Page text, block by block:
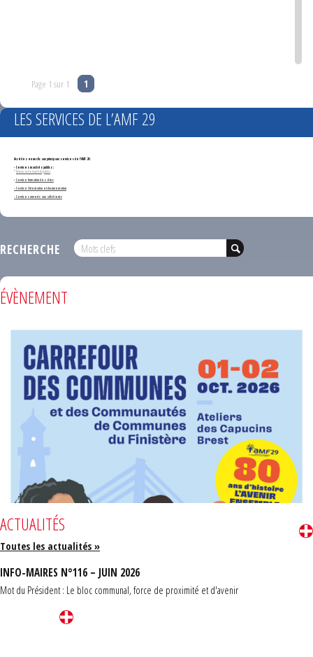
Page 1 sur 1 1
LES SERVICES DE L’AMF 29
Accédez en un clic aux principaux services de l'AMF 29 :
- Services marchés publics :
*Annonces de marchés publics
-Service formation des élus
- Service Orientation et documentation
- Services ouverts aux adhérents
RECHERCHE
ÉVÈNEMENT
ACTUALITÉS
Toutes les actualités »
INFO-MAIRES N°116 – JUIN 2026
Mot du Président : Le bloc communal, force de proximité et d'avenir